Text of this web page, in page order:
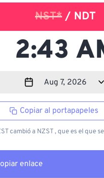
NST*/ NDT
Copiar al portapapeles
cambió a NZST , que es el que
enlace